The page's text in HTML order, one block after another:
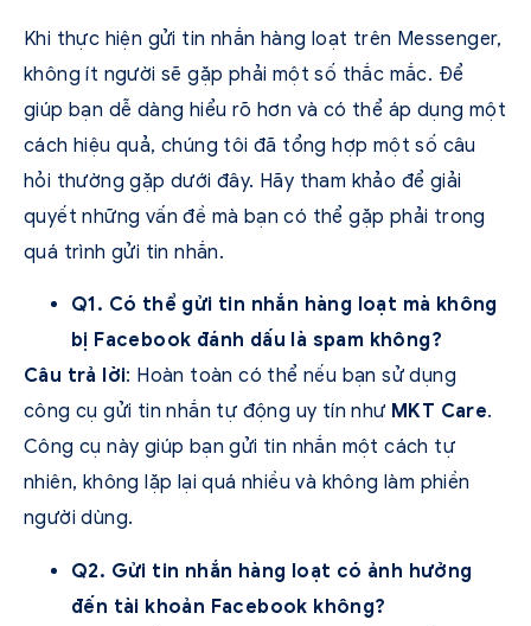
Khi thực hiện gửi tin nhắn hàng loạt trên Messenger,
không ít người sẽ gặp phải một số thắc mắc. Để
giúp bạn dễ dàng hiểu rõ hơn và có thể áp dụng một
cách hiệu quả, chúng tôi đã tổng hợp một số câu
hỏi thường gặp dưới đây. Hãy tham khảo để giải
quyết những vấn đề mà bạn có thể gặp phải trong
quá trình gửi tin nhắn.
Q1. Có thể gửi tin nhắn hàng loạt mà không
bị Facebook đánh dấu là spam không?
Câu trả lời: Hoàn toàn có thể nếu bạn sử dụng
công cụ gửi tin nhắn tự động uy tín như MKT Care.
Công cụ này giúp bạn gửi tin nhắn một cách tự
nhiên, không lặp lại quá nhiều và không làm phiền
người dùng.
Q2. Gửi tin nhắn hàng loạt có ảnh hưởng
đến tài khoản Facebook không?